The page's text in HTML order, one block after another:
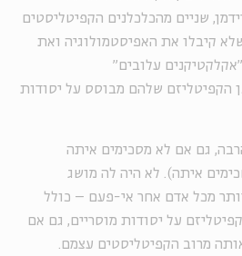
שניים מהכלכלנים הקפיטליסטים
של המאה ה-20 שלא קיבלו את האפיסטמולוגיה ואת
עלובים״
הקפיטליזם שלהם מבוסס על יסודות
גם אם לא מסכימים איתה
איתה). לא היה לה מושג
מכל אדם אחר אי-פעם – כולל
על יסודות מוסריים, גם אם
מרוב הקפיטליסטים עצמם.